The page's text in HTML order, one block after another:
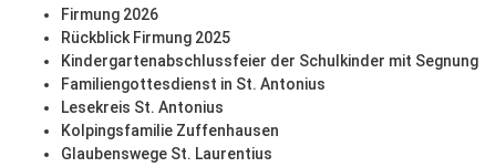
Firmung 2026
Rückblick Firmung 2025
Kindergartenabschlussfeier der Schulkinder mit Segnung
Familiengottesdienst in St. Antonius
Lesekreis St. Antonius
Kolpingsfamilie Zuffenhausen
Glaubenswege St. Laurentius